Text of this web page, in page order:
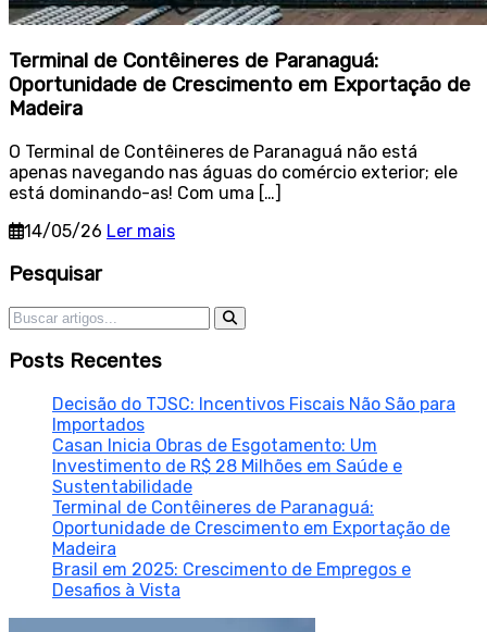
Terminal de Contêineres de Paranaguá:
Oportunidade de Crescimento em Exportação de
Madeira
O Terminal de Contêineres de Paranaguá não está
apenas navegando nas águas do comércio exterior; ele
está dominando-as! Com uma […]
14/05/26 Ler mais
Sidebar
Pesquisar
Pesquisar por:
Posts Recentes
Decisão do TJSC: Incentivos Fiscais Não São para
Importados
Casan Inicia Obras de Esgotamento: Um
Investimento de R$ 28 Milhões em Saúde e
Sustentabilidade
Terminal de Contêineres de Paranaguá:
Oportunidade de Crescimento em Exportação de
Madeira
Brasil em 2025: Crescimento de Empregos e
Desafios à Vista